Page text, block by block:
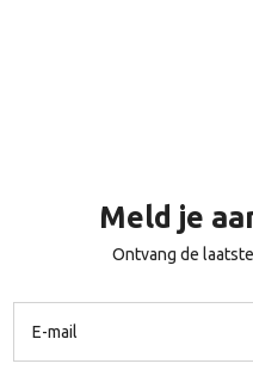
Meld je
Ontvang de